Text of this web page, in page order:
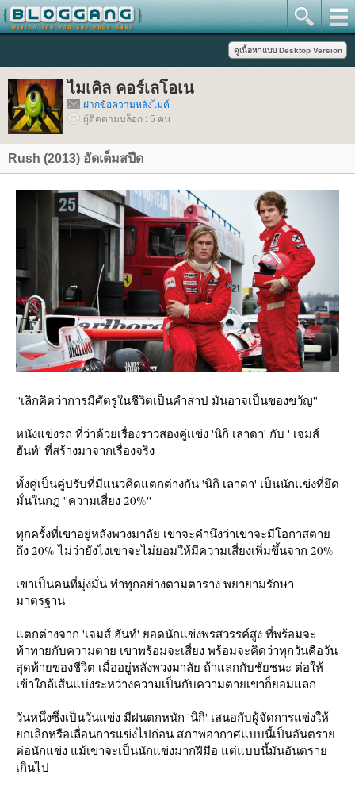
ไมเคิล คอร์เลโอเน
ฝากข้อความหลังไมค์
ผู้ติดตามบล็อก : 5 คน
Rush (2013) อัดเต็มสปีด
''เลิกคิดว่าการมีศัตรูในชีวิตเป็นคำสาป มันอาจเป็นของขวัญ''
หนังแข่งรถ ที่ว่าด้วยเรื่องราวสองคู่เเข่ง 'นิกิ เลาดา' กับ ' เจมส์
ฮันท์' ที่สร้างมาจากเรื่องจริง
ทั้งคู่เป็นคู่ปรับที่มีแนวคิดแตกต่างกัน 'นิกิ เลาดา' เป็นนักแข่งที่ยึด
มั่นในกฎ ''ความเสี่ยง 20%''
ทุกครั้งที่เขาอยู่หลังพวงมาลัย เขาจะคำนึงว่าเขาจะมีโอกาสตา
ถึง 20% ไม่ว่ายังไงเขาจะไม่ยอมให้มีความเสี่ยงเพิ่มขึ้นจาก 20%
เขาเป็นคนที่มุ่งมั่น ทำทุกอย่างตามตาราง พยายามรักษา
มาตรฐาน
ตกต่างจาก 'เจมส์ ฮันท์' ยอดนักแข่งพรสวรรค์สูง ที่พร้อมจะ
ท้าทายกับความตาย เขาพร้อมจะเสี่ยง พร้อมจะคิดว่าทุกวันคือวัน
สุดท้ายของชีวิต เมื่ออยู่หลังพวงมาลัย ถ้าแลกกับชัยชนะ ต่อให้
เข้าใกล้เส้นแบ่งระหว่างความเป็นกับความตายเขาก็ยอมแลก
วันหนึ่งซึ่งเป็นวันแข่ง มีฝนตกหนัก 'นิกิ' เสนอกับผู้จัดการแข่งให้
กเลิกหรือเลื่อนการแข่งไปก่อน สภาพอากาศแบบนี้เป็นอันตรา
ต่อนักแข่ง แม้เขาจะเป็นนักแข่งมากฝีมือ แต่แบบนี้มันอันตรา
เกินไป